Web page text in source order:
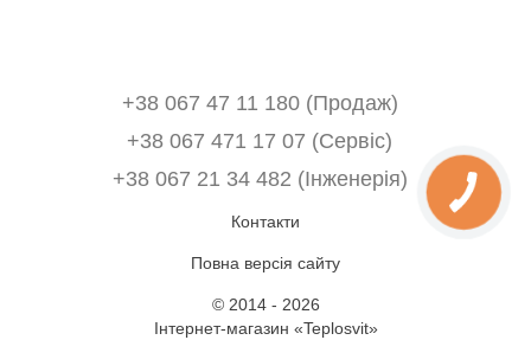
+38 067 47 11 180 (Продаж)
+38 067 471 17 07 (Сервіс)
‎+38 067 21 34 482 (Інженерія)
Контакти
Повна версія сайту
© 2014 - 2026
Інтернет-магазин «Teplosvit»